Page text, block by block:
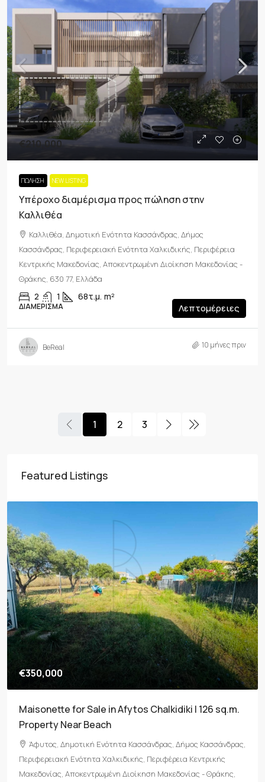
€210,000
ΠΏΛΗΣΗ NEW LISTING
Υπέροχο διαμέρισμα προς πώληση στην
Καλλιθέα
Καλλιθέα, Δημοτική Ενότητα Κασσάνδρας, Δήμος
Κασσάνδρας, Περιφερειακή Ενότητα Χαλκιδικής, Περιφέρεια
Κεντρικής Μακεδονίας, Αποκεντρωμένη Διοίκηση Μακεδονίας -
Θράκης, 630 77, Ελλάδα
2 1 68τ.μ. m²
ΔΙΑΜΈΡΙΣΜΑ Λεπτομέρειες
BeReal 10 μήνες πριν
1 2 3
Featured Listings
€800,000
For Sale: Two Independent Buildings (240 sqm) on
a 4,000 sqm Plot in Kryopigi, Halkidiki
Κρυοπηγή, Δημοτική Ενότητα Κασσάνδρας, Δήμος
Κασσάνδρας, Περιφερειακή Ενότητα Χαλκιδικής, Περιφέρεια
Κεντρικής Μακεδονίας, Αποκεντρωμένη Διοίκηση Μακεδονίας -